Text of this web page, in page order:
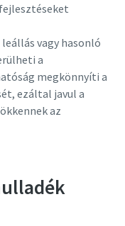
vagy hasonló
a
megkönnyíti a
ezáltal javul a
az